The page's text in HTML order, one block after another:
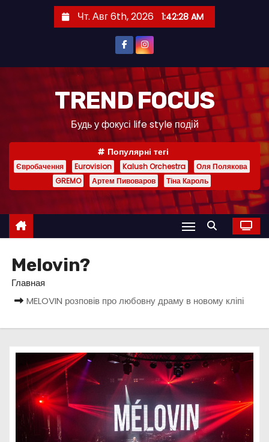
и
Чт. Авг 6th, 2026 1:42:28 AM
TREND FOCUS
Будь у фокусі life style подій
Популярні тегі
Євробачення Eurovision Kalush Orchestra
Оля Полякова
GREMO
Артем Пивоваров Тіна Кароль
Melovin?
Главная
MELOVIN розповів про любовну драму в новому кліпі